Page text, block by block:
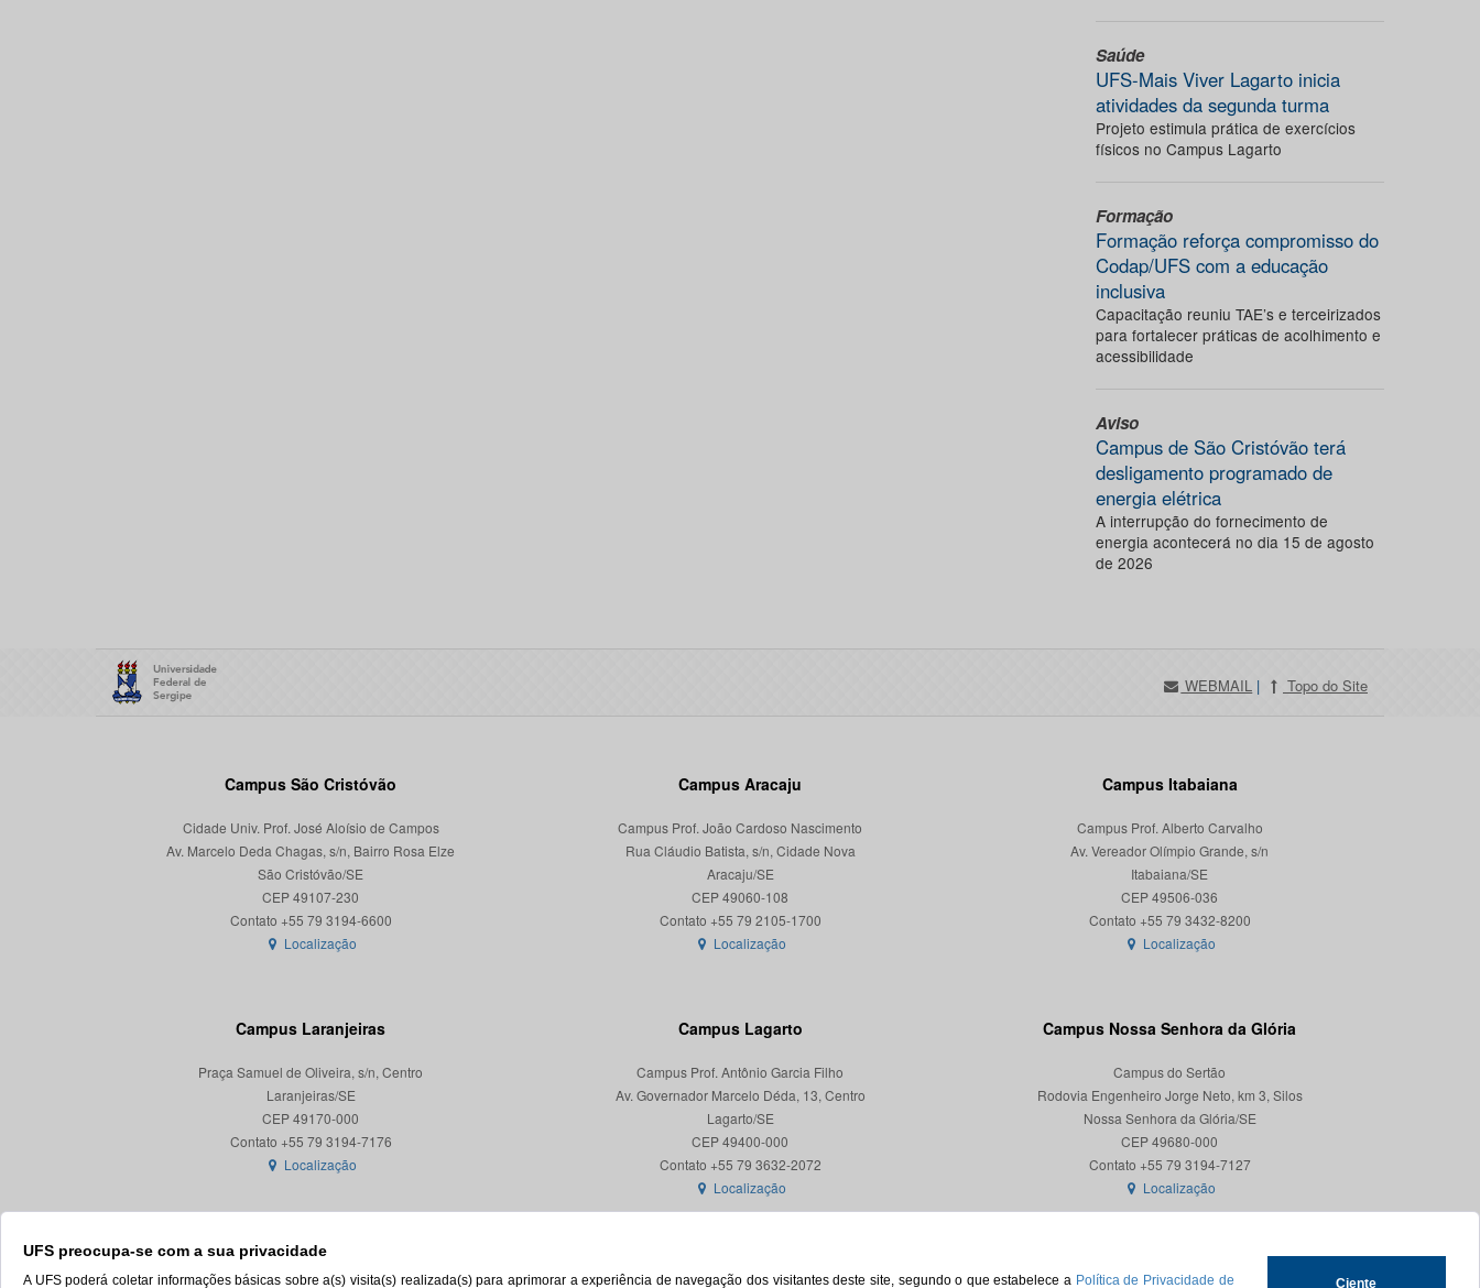
UFS preocupa-se com a sua privacidade
A UFS poderá coletar informações básicas sobre a(s) visita(s) realizada(s) para aprimorar a experiência de navegação dos visitantes deste site, segundo o que estabelece a Política de Privacidade de Ciente
Saúde
UFS-Mais Viver Lagarto inicia
atividades da segunda turma
Projeto estimula prática de exercícios
físicos no Campus Lagarto
Formação
Formação reforça compromisso do
Codap/UFS com a educação
inclusiva
Capacitação reuniu TAE’s e terceirizados
para fortalecer práticas de acolhimento e
acessibilidade
Aviso
Campus de São Cristóvão terá
desligamento programado de
energia elétrica
A interrupção do fornecimento de
energia acontecerá no dia 15 de agosto
de 2026
WEBMAIL | Topo do Site
Campus São Cristóvão
Cidade Univ. Prof. José Aloísio de Campos
Av. Marcelo Deda Chagas, s/n, Bairro Rosa Elze
São Cristóvão/SE
CEP 49107-230
Localização
Campus Aracaju
Campus Prof. João Cardoso Nascimento
Rua Cláudio Batista, s/n, Cidade Nova
Aracaju/SE
CEP 49060-108
Localização
Campus Itabaiana
Campus Prof. Alberto Carvalho
Av. Vereador Olímpio Grande, s/n
Itabaiana/SE
CEP 49506-036
Localização
Campus Laranjeiras
Praça Samuel de Oliveira, s/n, Centro
Laranjeiras/SE
CEP 49170-000
Localização
Campus Lagarto
Campus Prof. Antônio Garcia Filho
Av. Governador Marcelo Déda, 13, Centro
Lagarto/SE
CEP 49400-000
Localização
Campus Nossa Senhora da Glória
Campus do Sertão
Rodovia Engenheiro Jorge Neto, km 3, Silos
Nossa Senhora da Glória/SE
CEP 49680-000
Contato +55 79 3194-7127
Localização